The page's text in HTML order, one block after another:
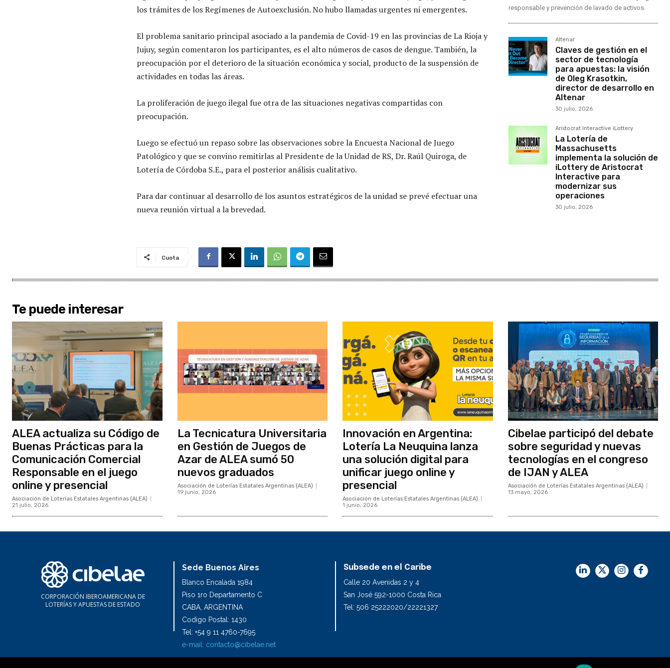
los trámites de los Regímenes de Autoexclusión. No hubo llamadas urgentes ni emergentes.
El problema sanitario principal asociado a la pandemia de Covid-19 en las provincias de La Rioja y
Jujuy, según comentaron los participantes, es el alto números de casos de dengue. También, la
preocupación por el deterioro de la situación económica y social, producto de la suspensión de
actividades en todas las áreas.
La proliferación de juego ilegal fue otra de las situaciones negativas compartidas con
preocupación.
Luego se efectuó un repaso sobre las observaciones sobre la Encuesta Nacional de Juego
Patológico y que se convino remitirlas al Presidente de la Unidad de RS, Dr. Raúl Quiroga, de
Lotería de Córdoba S.E., para el posterior análisis cualitativo.
Para dar continuar al desarrollo de los asuntos estratégicos de la unidad se prevé efectuar una
nueva reunión virtual a la brevedad.
Cuota
responsable y prevención de lavado de activos.
Altenar
Claves de gestión en el
sector de tecnología
para apuestas: la visión
de Oleg Krasotkin,
director de desarrollo en
Altenar
30 julio, 2026
Aristocrat Interactive iLottery
La Lotería de
Massachusetts
implementa la solución de
iLottery de Aristocrat
Interactive para
modernizar sus
operaciones
30 julio, 2026
Te puede interesar
ALEA actualiza su Código de
Buenas Prácticas para la
Comunicación Comercial
Responsable en el juego
online y presencial
Asociación de Loterías Estatales Argentinas (ALEA)
21 julio, 2026
La Tecnicatura Universitaria
en Gestión de Juegos de
Azar de ALEA sumó 50
nuevos graduados
Asociación de Loterías Estatales Argentinas (ALEA)
19 junio, 2026
Innovación en Argentina:
Lotería La Neuquina lanza
una solución digital para
unificar juego online y
presencial
Asociación de Loterías Estatales Argentinas (ALEA)
1 junio, 2026
Cibelae participó del debate
sobre seguridad y nuevas
tecnologías en el congreso
de IJAN y ALEA
Asociación de Loterías Estatales Argentinas (ALEA)
13 mayo, 2026
CORPORACIÓN IBEROAMERICANA DE
LOTERÍAS Y APUESTAS DE ESTADO
Sede Buenos Aires
Blanco Encalada 1984
Piso 1ro Departamento C
CABA, ARGENTINA
Codigo Postal: 1430
Tel: +54 9 11 4760-7695
e-mail: contacto@cibelae.net
Subsede en el Caribe
Calle 20 Avenidas 2 y 4
San José 592-1000 Costa Rica
Tel: 506 25222020/22221327